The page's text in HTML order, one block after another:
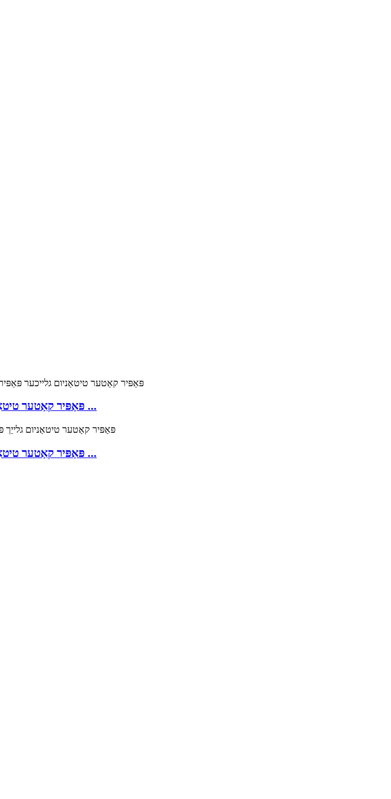
A5 פּאַפּיר קאַטער טיטאַניום גלייַך פּאַפּיר טרימער מיט זייַט ליניאַל פֿאַר סקראַפּבוקינג קראַפט, פּאַפּיר, קאָ ...
A4 פּאַפּיר קאַטער טיטאַניום גלייַך פּאַפּיר טרימער מיט זייַט ליניאַל פֿאַר סקראַפּבוקינג קראַפט, פּאַפּיר, קאָ ...